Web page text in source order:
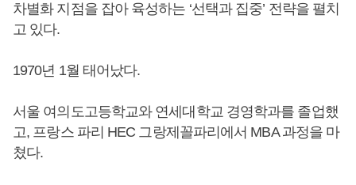
차별화 지점을 잡아 육성하는 ‘선택과 집중’ 전략을 펼치
고 있다.
1970년 1월 태어났다.
서울 여의도고등학교와 연세대학교 경영학과를 졸업했
고, 프랑스 파리 HEC 그랑제꼴파리에서 MBA 과정을 마
쳤다.